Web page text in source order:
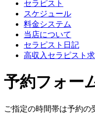
セラピスト
スケジュール
料金システム
当店について
セラピスト日記
高収入セラピスト求
予約フォー
ご指定の時間帯は予約の